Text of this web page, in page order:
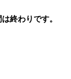
終わりです。